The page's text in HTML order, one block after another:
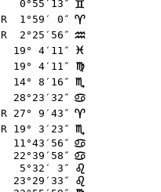
0°55′13″ =
R  1°59′ 0″ ;
R  2°25′56″ E
19° 4′11″ F
19° 4′11″ @
14° 8′16″ B
28°23′32″ >
R 27° 9′43″ ;
R 19° 3′23″ B
11°43′56″ >
22°39′58″ >
5°32′ 3″ ?
23°29′33″ ?